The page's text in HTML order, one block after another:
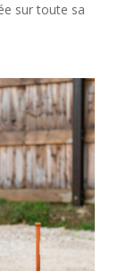
sur toute sa